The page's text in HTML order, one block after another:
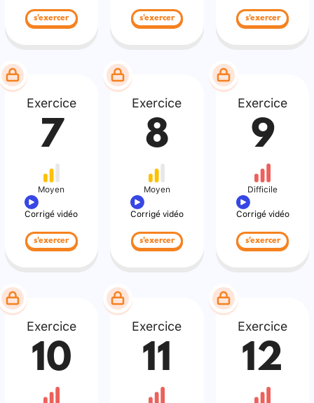
s'exercer s'exercer s'exercer
Exercice
7
Moyen
Corrigé vidéo
s'exercer
Exercice
8
Moyen
Corrigé vidéo
s'exercer
Exercice
9
Difficile
Corrigé vidéo
s'exercer
Exercice
10
Exercice
11
Exercice
12